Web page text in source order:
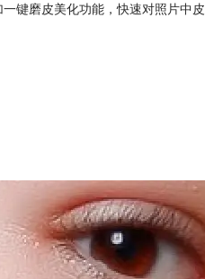
键磨皮美化功能，快速对照片中